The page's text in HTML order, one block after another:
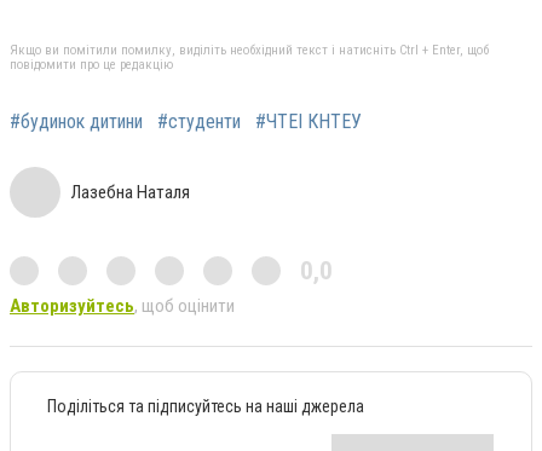
Якщо ви помітили помилку, виділіть необхідний текст і натисніть Ctrl + Enter, щоб
повідомити про це редакцію
#будинок дитини #студенти #ЧТЕІ КНТЕУ
Лазебна Наталя
0,0
Авторизуйтесь, щоб оцінити
Поділіться та підписуйтесь на наші джерела